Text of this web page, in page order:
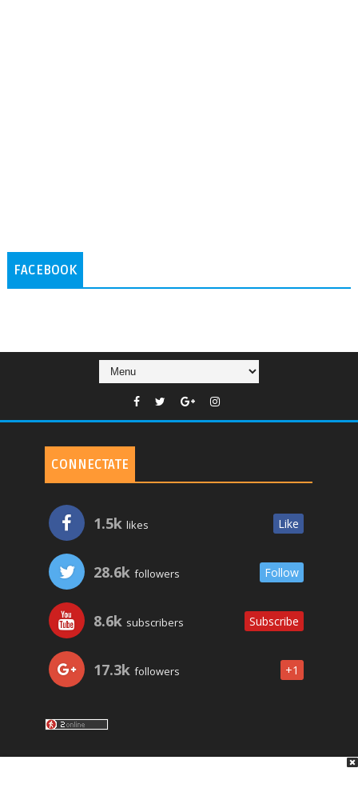
FACEBOOK
CONNECTATE
1.5k likes Like
28.6k followers Follow
8.6k subscribers Subscribe
17.3k followers +1